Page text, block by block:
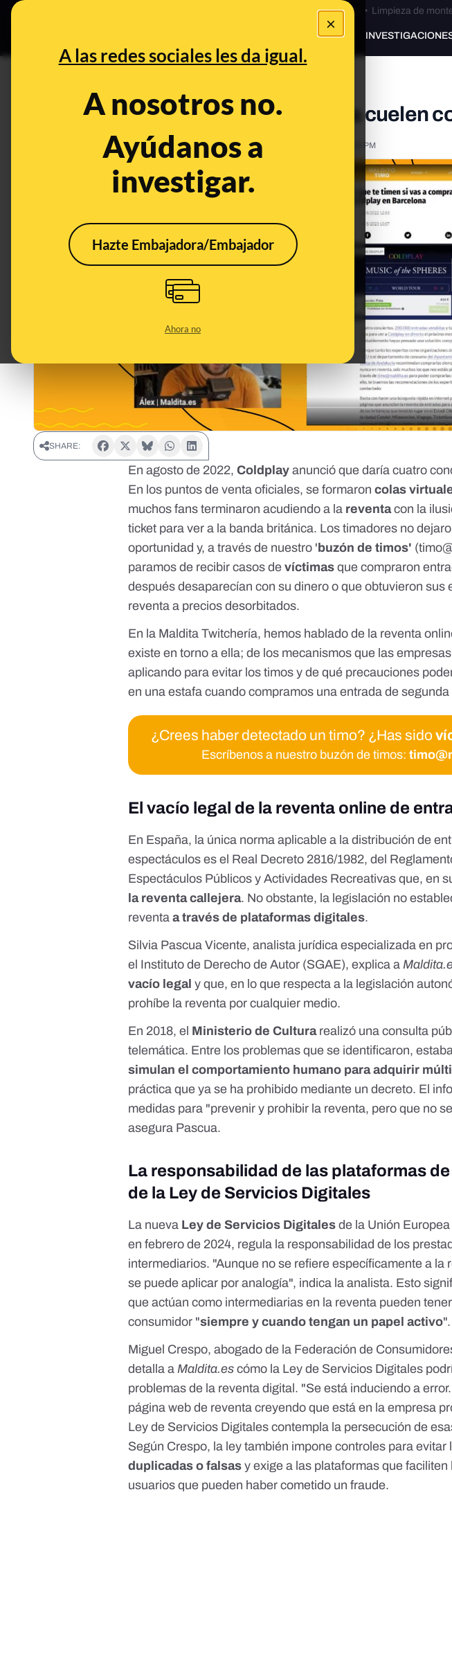
×
A las redes sociales les da igual.
A nosotros no.
Ayúdanos a
investigar.
Hazte Embajadora/Embajador
Ahora no
Bulos Ceuta • Limpieza de
PREBUNKING
Conciertos y festivales: que no te la cuelen
Publicado el May 25, 2023, 1:40:58 PM
SHARE:
En agosto de 2022,Coldplayanunció que daría cuatro
En los puntos de venta oficiales, se formaroncolas
muchos fans terminaron acudiendo a la reventacon la
ticket para ver a la banda británica. Los timadores no
oportunidad y, a través de nuestro ' buzón de timos' (
paramos de recibir casos devíctimasque compraron
después desaparecían con su dinero o que obtuvieron sus
reventa a precios desorbitados.
En la Maldita Twitchería, hemos hablado de la reventa
existe en torno a ella; de los mecanismos que las
aplicando para evitar los timos y de qué precauciones
en una estafa cuando compramos una entrada de segunda
¿Crees haber detectado un timo? ¿Has sido
Escríbenos a nuestro buzón de timos:
El vacío legal de la reventa online de
En España, la única norma aplicable a la distribución de
espectáculos es el Real Decreto 2816/1982, del
Espectáculos Públicos y Actividades Recreativas que, en
la reventa callejera. No obstante, la legislación no
reventaa través de plataformas digitales.
Silvia Pascua Vicente, analista jurídica especializada en
el Instituto de Derecho de Autor (SGAE), explica a
vacío legal y que, en lo que respecta a la legislación
prohíbe la reventa por cualquier medio.
En 2018, el Ministerio de Culturarealizó unaconsulta
telemática. Entre los problemas que se identificaron,
simulan el comportamiento humano para adquirir
práctica que ya se ha prohibido mediante undecreto. El
medidas para "prevenir y prohibir la reventa, pero que no
asegura Pascua.
La responsabilidad de las plataformas
de la Ley de Servicios Digitales
La nueva Ley de Servicios Digitales de la Unión
en febrero de 2024, regula la responsabilidad de los
intermediarios. "Aunque no se refiere específicamente a la
se puede aplicar por analogía", indica la analista. Esto
que actúan como intermediarias en la reventa pueden
consumidor "siempre y cuando tengan un papel activo".
Miguel Crespo, abogado de la Federación de
detalla aMaldita.es cómo la Ley de Servicios Digitales
problemas de la reventa digital. "Se está induciendo a
página web de reventa creyendo que está en la empresa
Ley de Servicios Digitales contempla la persecución de
Según Crespo, la ley también impone controles para evitar
duplicadas o falsas y exige a las plataformas que
usuarios que pueden haber cometido un fraude.